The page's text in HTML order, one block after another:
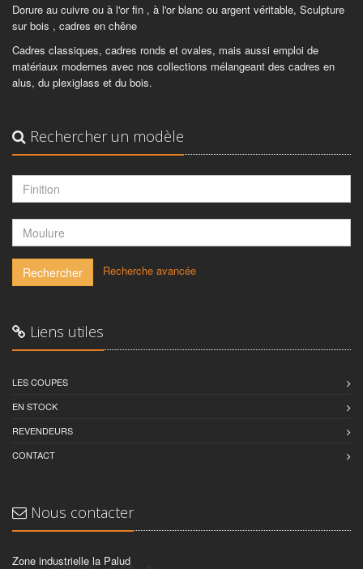
Dorure au cuivre ou à l'or fin , à l'or blanc ou argent véritable, Sculpture
sur bois , cadres en chêne
Cadres classiques, cadres ronds et ovales, mais aussi emploi de
matériaux modernes avec nos collections mélangeant des cadres en
alus, du plexiglass et du bois.
Rechercher un modèle
Rechercher Recherche avancée
Liens utiles
LES COUPES
EN STOCK
REVENDEURS
CONTACT
Nous contacter
Zone industrielle la Palud